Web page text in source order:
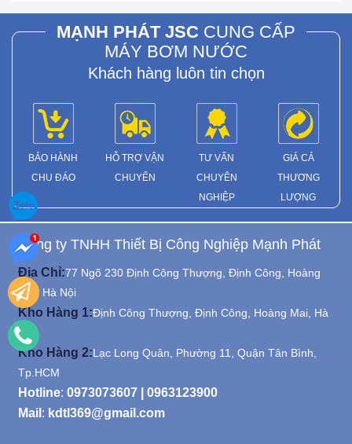
MẠNH PHÁT JSC CUNG CẤP
MÁY BƠM NƯỚC
Khách hàng luôn tin chọn
BẢO HÀNH
CHU ĐÁO
HỖ TRỢ VẬN
CHUYỂN
TƯ VẤN
CHUYÊN
NGHIỆP
GIÁ CẢ
THƯƠNG
LƯỢNG
Công ty TNHH Thiết Bị Công Nghiệp Mạnh Phát
Địa Chỉ:77 Ngõ 230 Định Công Thượng, Định Công, Hoàng
Mai, Hà Nội
Kho Hàng 1:Định Công Thượng, Định Công, Hoàng Mai, Hà
Nội
Kho Hàng 2:Lạc Long Quân, Phường 11, Quận Tân Bình,
Tp.HCM
Hotline: 0973073607
0963123900
Mail : kdtl369@gmail.com